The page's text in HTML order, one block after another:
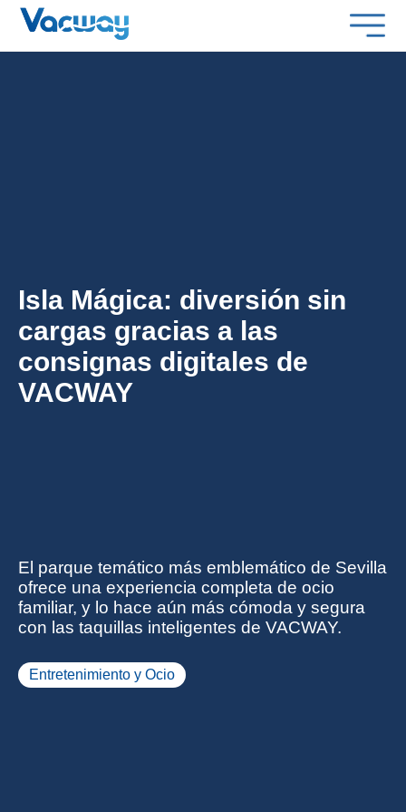
Isla Mágica: diversión sin
cargas gracias a las
consignas digitales de
VACWAY
El parque temático más emblemático de Sevilla
ofrece una experiencia completa de ocio
familiar, y lo hace aún más cómoda y segura
con las taquillas inteligentes de VACWAY.
Entretenimiento y Ocio